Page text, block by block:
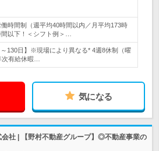
時間制（週平均40時間以内／月平均173時
以下！＜シフト例＞…
130日】※現場により異なる* 4週8休制（曜
有給休暇…
気になる
社 | 【野村不動産グループ】◎不動産事業の